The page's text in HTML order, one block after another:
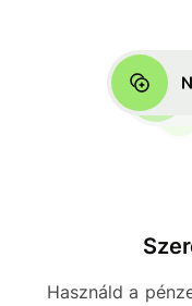
Használd a